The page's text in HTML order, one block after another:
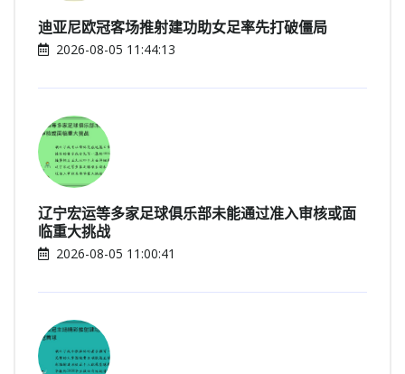
迪亚尼欧冠客场推射建功助女足率先打破僵局
2026-08-05 11:44:13
辽宁宏运等多家足球俱乐部未能通过准入审核或面
临重大挑战
2026-08-05 11:00:41